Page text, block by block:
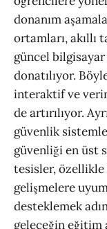
donanım
ortamları, akıllı
güncel
donatılıyor.
interaktif ve
de artırılıyor.
güvenlik
güvenliği en üst
tesisler,
gelişmelere
desteklemek
geleceğin eğitim